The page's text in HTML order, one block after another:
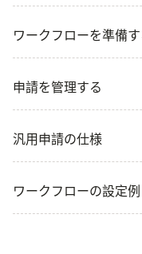
ワークフローを準備
申請を管理する
汎用申請の仕様
ワークフローの設定例